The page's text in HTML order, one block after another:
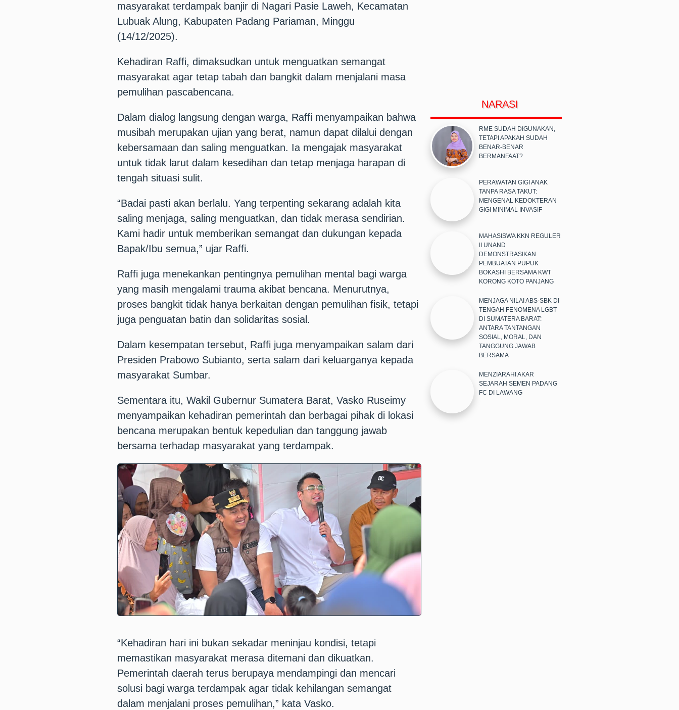
masyarakat terdampak banjir di Nagari Pasie Laweh, Kecamatan
Lubuak Alung, Kabupaten Padang Pariaman, Minggu
(14/12/2025).
Kehadiran Raffi, dimaksudkan untuk menguatkan semangat
masyarakat agar tetap tabah dan bangkit dalam menjalani masa
pemulihan pascabencana.
Dalam dialog langsung dengan warga, Raffi menyampaikan bahwa
musibah merupakan ujian yang berat, namun dapat dilalui dengan
kebersamaan dan saling menguatkan. Ia mengajak masyarakat
untuk tidak larut dalam kesedihan dan tetap menjaga harapan di
tengah situasi sulit.
“Badai pasti akan berlalu. Yang terpenting sekarang adalah kita
saling menjaga, saling menguatkan, dan tidak merasa sendirian.
Kami hadir untuk memberikan semangat dan dukungan kepada
Bapak/Ibu semua,” ujar Raffi.
Raffi juga menekankan pentingnya pemulihan mental bagi warga
yang masih mengalami trauma akibat bencana. Menurutnya,
proses bangkit tidak hanya berkaitan dengan pemulihan fisik, tetapi
juga penguatan batin dan solidaritas sosial.
Dalam kesempatan tersebut, Raffi juga menyampaikan salam dari
Presiden Prabowo Subianto, serta salam dari keluarganya kepada
masyarakat Sumbar.
Sementara itu, Wakil Gubernur Sumatera Barat, Vasko Ruseimy
menyampaikan kehadiran pemerintah dan berbagai pihak di lokasi
bencana merupakan bentuk kepedulian dan tanggung jawab
bersama terhadap masyarakat yang terdampak.
“Kehadiran hari ini bukan sekadar meninjau kondisi, tetapi
memastikan masyarakat merasa ditemani dan dikuatkan.
Pemerintah daerah terus berupaya mendampingi dan mencari
solusi bagi warga terdampak agar tidak kehilangan semangat
dalam menjalani proses pemulihan,” kata Vasko.
NARASI
RME SUDAH DIGUNAKAN,
TETAPI APAKAH SUDAH
BENAR-BENAR
BERMANFAAT?
PERAWATAN GIGI ANAK
TANPA RASA TAKUT:
MENGENAL KEDOKTERAN
GIGI MINIMAL INVASIF
MAHASISWA KKN REGULER
II UNAND
DEMONSTRASIKAN
PEMBUATAN PUPUK
BOKASHI BERSAMA KWT
KORONG KOTO PANJANG
MENJAGA NILAI ABS-SBK DI
TENGAH FENOMENA LGBT
DI SUMATERA BARAT:
ANTARA TANTANGAN
SOSIAL, MORAL, DAN
TANGGUNG JAWAB
BERSAMA
MENZIARAHI AKAR
SEJARAH SEMEN PADANG
FC DI LAWANG